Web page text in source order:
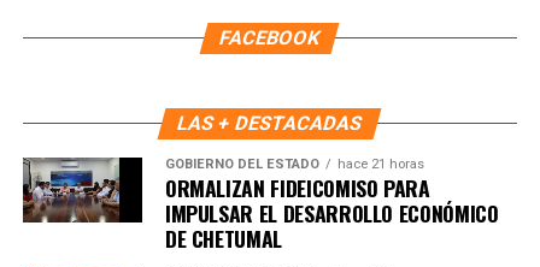
FACEBOOK
LAS + DESTACADAS
GOBIERNO DEL ESTADO hace 21 horas
ORMALIZAN FIDEICOMISO PARA
IMPULSAR EL DESARROLLO ECONÓMICO
DE CHETUMAL